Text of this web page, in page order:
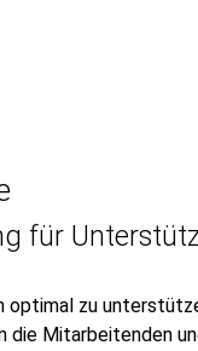
für
optimal zu
die Mitarbeitenden